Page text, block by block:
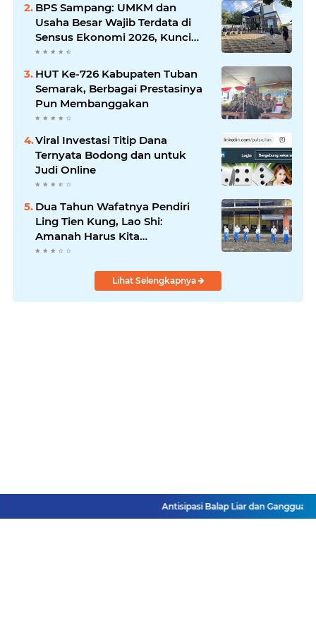
Komunikasi Antar-Kades untuk
Memajukan Desa
BPS Sampang: UMKM dan
Usaha Besar Wajib Terdata di
Sensus Ekonomi 2026, Kunci
Kebijakan Tepat Sasaran
HUT Ke-726 Kabupaten Tuban
Semarak, Berbagai Prestasinya
Pun Membanggakan
Viral Investasi Titip Dana
Ternyata Bodong dan untuk
Judi Online
Dua Tahun Wafatnya Pendiri
Ling Tien Kung, Lao Shi:
Amanah Harus Kita
Laksanakan!
Lihat Selengkapnya
Antisipasi Balap Liar dan Gangguan